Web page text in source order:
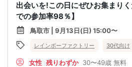
出会いを!この日にぜひお集まり
での参加率98％】
鳥取市 | 9月13日(日) 15:00〜
レインボーファクトリー 30代向け
女性 残りわずか 30〜49歳 無料